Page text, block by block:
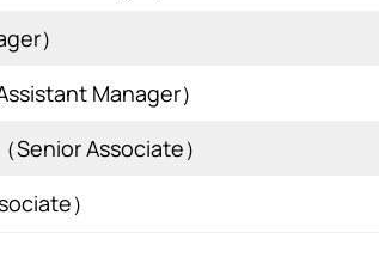
）
Manager）
Senior Associate）
）